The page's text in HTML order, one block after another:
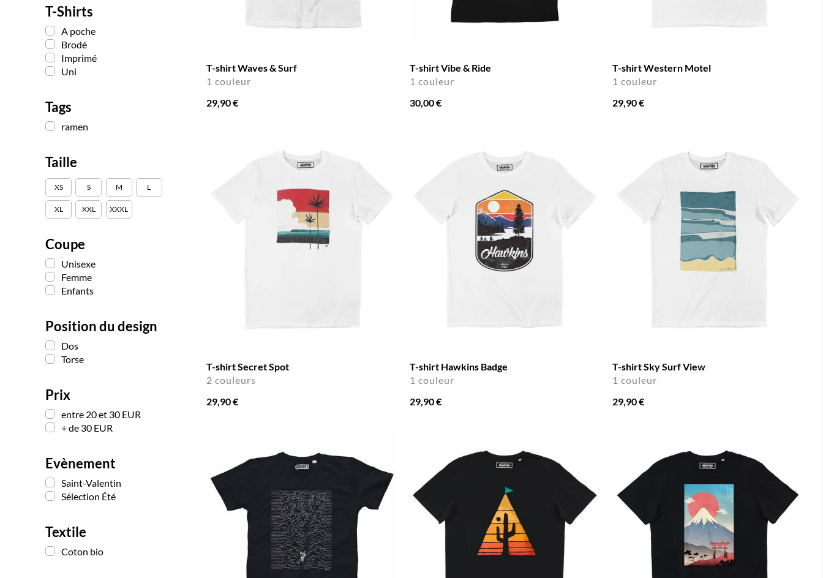
T-Shirts
A poche
Brodé
Imprimé
Uni
Tags
ramen
Taille
XS S M L
XL XXL XXXL
Coupe
Unisexe
Femme
Enfants
Position du design
Dos
Torse
Prix
entre 20 et 30 EUR
+ de 30 EUR
Evènement
Saint-Valentin
Sélection Été
Textile
Coton bio
T-shirt Waves & Surf
1 couleur
29,90 €
T-shirt Vibe & Ride
1 couleur
30,00 €
T-shirt Western Motel
1 couleur
29,90 €
T-shirt Secret Spot
2 couleurs
29,90 €
T-shirt Hawkins Badge
1 couleur
29,90 €
T-shirt Sky Surf View
1 couleur
29,90 €